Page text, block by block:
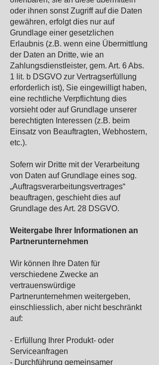
oder ihnen sonst Zugriff auf die Daten
gewähren, erfolgt dies nur auf
Grundlage einer gesetzlichen
Erlaubnis (z.B. wenn eine Übermittlung
der Daten an Dritte, wie an
Zahlungsdienstleister, gem. Art. 6 Abs.
1 lit. b DSGVO zur Vertragserfüllung
erforderlich ist), Sie eingewilligt haben,
eine rechtliche Verpflichtung dies
vorsieht oder auf Grundlage unserer
berechtigten Interessen (z.B. beim
Einsatz von Beauftragten, Webhostern,
etc.).
Sofern wir Dritte mit der Verarbeitung
von Daten auf Grundlage eines sog.
„Auftragsverarbeitungsvertrages“
beauftragen, geschieht dies auf
Grundlage des Art. 28 DSGVO.
Weitergabe Ihrer Informationen an
Partnerunternehmen
Wir können Ihre Daten für
verschiedene Zwecke an
vertrauenswürdige
Partnerunternehmen weitergeben,
einschliesslich, aber nicht beschränkt
auf:
- Erfüllung Ihrer Produkt- oder
Serviceanfragen
- Durchführung gemeinsamer